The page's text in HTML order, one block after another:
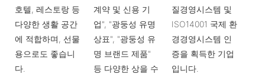
호텔, 레스토랑 등
다양한 생활 공간
에 적합하며, 선물
용으로도 좋습니
다.
계약 및 신용 기
업", "광둥성 유명
상표", "광둥성 유
명 브랜드 제품"
등 다양한 상을 수
질경영시스템 및
ISO14001 국제 환
경경영시스템 인
증을 획득한 기업
입니다.